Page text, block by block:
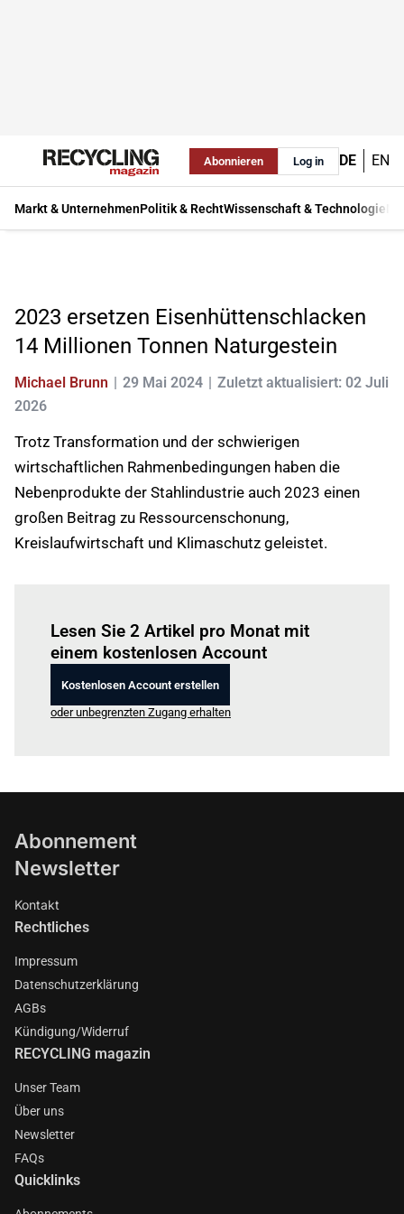
Abonnieren Log in DE EN
Markt & UnternehmenPolitik & RechtWissenschaft & Technologie
2023 ersetzen Eisenhüttenschlacken
14 Millionen Tonnen Naturgestein
Michael Brunn 29 Mai 2024
Zuletzt aktualisiert: 02 Juli
2026
Trotz Transformation und der schwierigen
wirtschaftlichen Rahmenbedingungen haben die
Nebenprodukte der Stahlindustrie auch 2023 einen
großen Beitrag zu Ressourcenschonung,
Kreislaufwirtschaft und Klimaschutz geleistet.
Lesen Sie 2 Artikel pro Monat mit
einem kostenlosen Account
Kostenlosen Account erstellen
oder unbegrenzten Zugang erhalten
Abonnement
Newsletter
Kontakt
Rechtliches
Impressum
Datenschutzerklärung
AGBs
Kündigung/Widerruf
RECYCLING magazin
Unser Team
Über uns
Newsletter
FAQs
Quicklinks